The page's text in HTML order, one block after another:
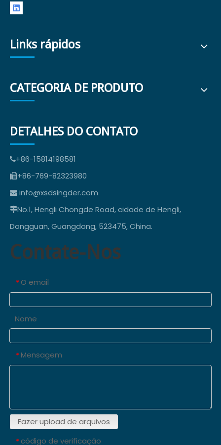
Links rápidos
CATEGORIA DE PRODUTO
DETALHES DO CONTATO
+86-15814198581
+86-769-82323980
 info@xsdsingder.com
No.1, Hengli Chongde Road, cidade de Hengli,
Dongguan, Guangdong, 523475, China.
Contate-Nos
* O email
Nome
* Mensagem
Fazer upload de arquivos
* código de verificação